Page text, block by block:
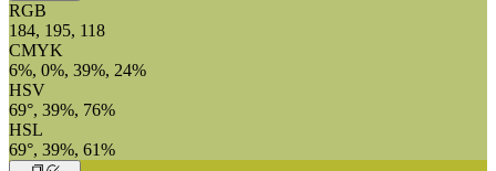
RGB
184, 195, 118
CMYK
6%, 0%, 39%, 24%
HSV
69°, 39%, 76%
HSL
69°, 39%, 61%